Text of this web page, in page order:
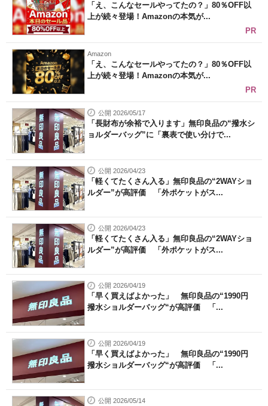
「え、こんなセールやってたの？」80％OFF以
上が続々登場！Amazonの本気が...
PR
Amazon
「え、こんなセールやってたの？」80％OFF以
上が続々登場！Amazonの本気が...
PR
公開 2026/05/17
「長財布が余裕で入ります」無印良品の“撥水シ
ョルダーバッグ”に「裏表で使い分けで...
公開 2026/04/23
「軽くてたくさん入る」無印良品の“2WAYショ
ルダー”が高評価 「外ポケットがス...
公開 2026/04/23
「軽くてたくさん入る」無印良品の“2WAYショ
ルダー”が高評価 「外ポケットがス...
公開 2026/04/19
「早く買えばよかった」 無印良品の“1990円
撥水ショルダーバッグ“が高評価 「...
公開 2026/04/19
「早く買えばよかった」 無印良品の“1990円
撥水ショルダーバッグ“が高評価 「...
公開 2026/05/14